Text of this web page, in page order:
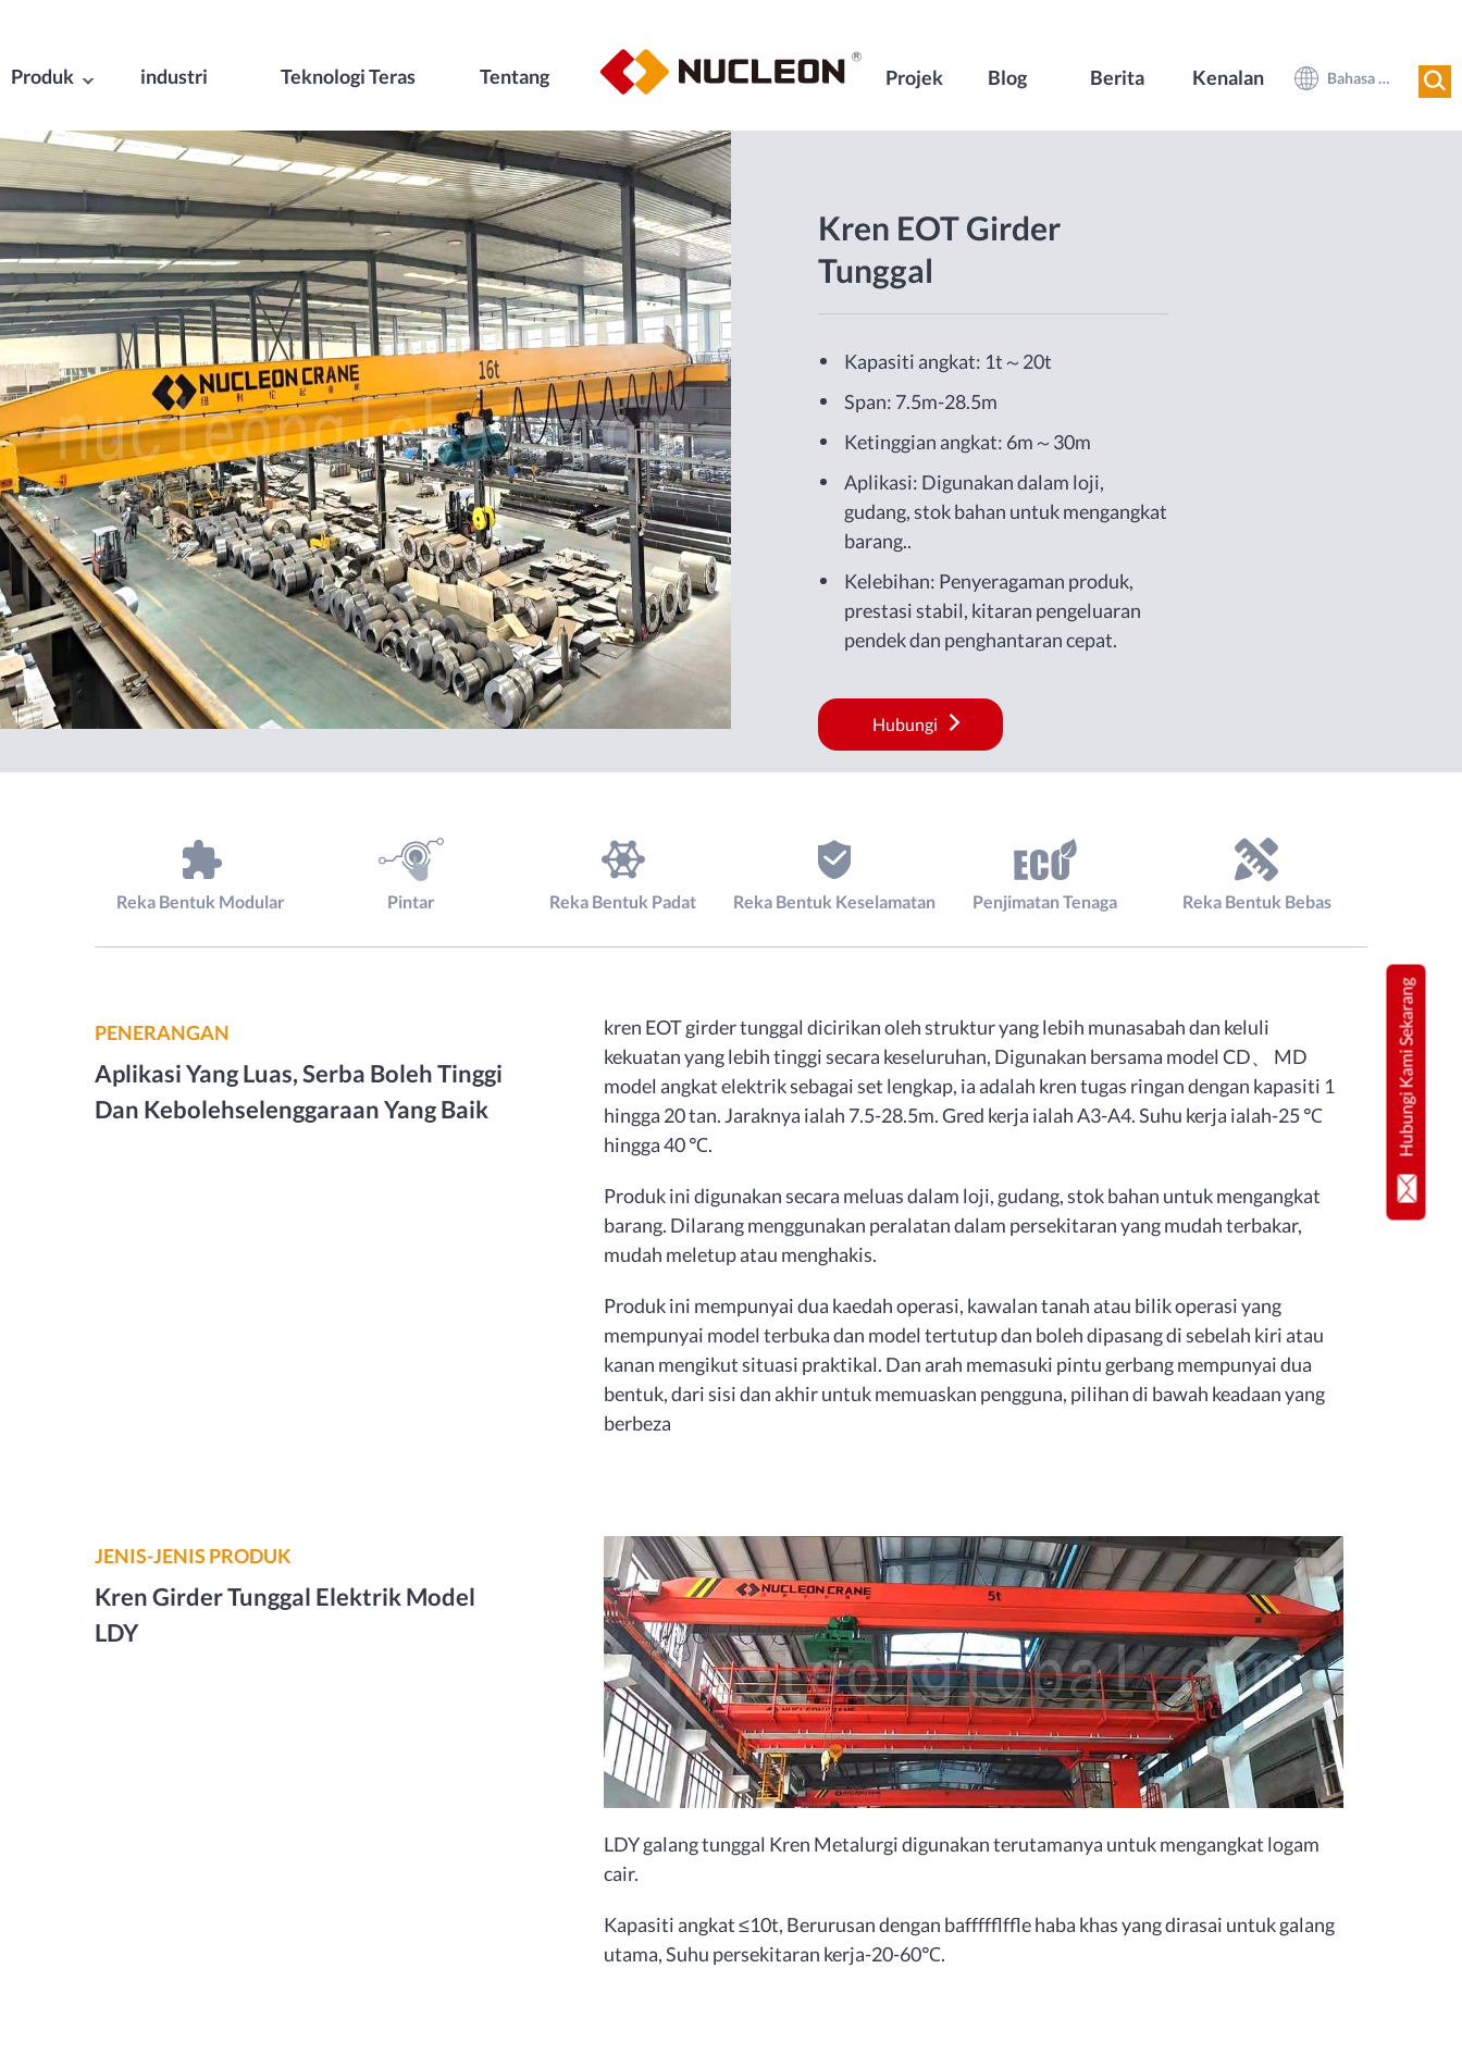
Produk industri Teknologi Teras Tentang Projek Blog Berita Kenalan Bahasa Melayu
Kren EOT Girder
Tunggal
Kapasiti angkat: 1t～20t
Span: 7.5m-28.5m
Ketinggian angkat: 6m～30m
Aplikasi: Digunakan dalam loji,
gudang, stok bahan untuk mengangkat
barang..
Kelebihan: Penyeragaman produk,
prestasi stabil, kitaran pengeluaran
pendek dan penghantaran cepat.
Hubungi
Reka Bentuk Modular Pintar Reka Bentuk Padat Reka Bentuk Keselamatan Penjimatan Tenaga Reka Bentuk Bebas
PENERANGAN
Aplikasi Yang Luas, Serba Boleh Tinggi
Dan Kebolehselenggaraan Yang Baik
kren EOT girder tunggal dicirikan oleh struktur yang lebih munasabah dan keluli
kekuatan yang lebih tinggi secara keseluruhan, Digunakan bersama model CD、 MD
model angkat elektrik sebagai set lengkap, ia adalah kren tugas ringan dengan kapasiti 1
hingga 20 tan. Jaraknya ialah 7.5-28.5m. Gred kerja ialah A3-A4. Suhu kerja ialah-25 ℃
hingga 40 ℃.
Produk ini digunakan secara meluas dalam loji, gudang, stok bahan untuk mengangkat
barang. Dilarang menggunakan peralatan dalam persekitaran yang mudah terbakar,
mudah meletup atau menghakis.
Produk ini mempunyai dua kaedah operasi, kawalan tanah atau bilik operasi yang
mempunyai model terbuka dan model tertutup dan boleh dipasang di sebelah kiri atau
kanan mengikut situasi praktikal. Dan arah memasuki pintu gerbang mempunyai dua
bentuk, dari sisi dan akhir untuk memuaskan pengguna, pilihan di bawah keadaan yang
berbeza
JENIS-JENIS PRODUK
Kren Girder Tunggal Elektrik Model
LDY
LDY galang tunggal Kren Metalurgi digunakan terutamanya untuk mengangkat logam
cair.
Kapasiti angkat ≤10t, Berurusan dengan baffffflffle haba khas yang dirasai untuk galang
utama, Suhu persekitaran kerja-20-60℃.
Hubungi Kami Sekarang